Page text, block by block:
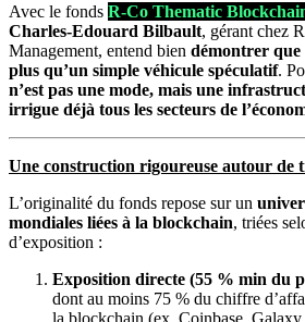
Avec le fonds R-Co Thematic
Charles-Edouard Bilbault, gérant chez
Management, entend bien démontrer que
plus qu’un simple véhicule spéculatif.
n’est pas une mode, mais une
irrigue déjà tous les secteurs de
Une construction rigoureuse autour de
L’originalité du fonds repose sur un
mondiales liées à la blockchain, triées
d’exposition :
Exposition directe (55 % min du
dont au moins 75 % du chiffre
la blockchain (ex. Coinbase,